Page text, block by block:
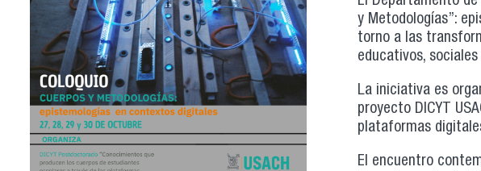
y Metodologías”:
torno a las
educativos,
La iniciativa es
proyecto DICYT
plataformas
El encuentro